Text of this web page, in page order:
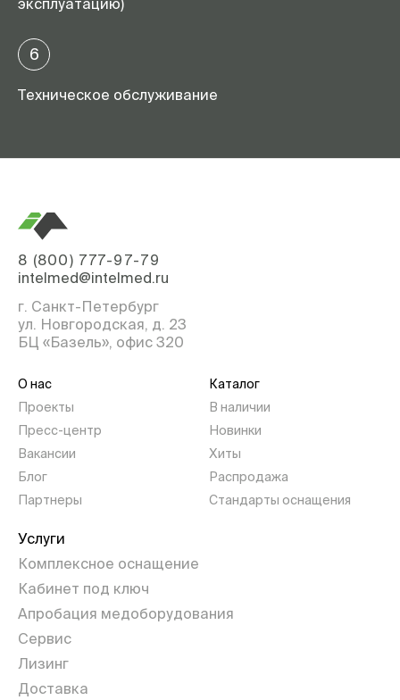
6
Техническое обслуживание
8 (800) 777-97-79
intelmed@intelmed.ru
г. Санкт-Петербург
ул. Новгородская, д. 23
БЦ «Базель», офис 320
О нас
Проекты
Пресс-центр
Вакансии
Блог
Партнеры
Каталог
В наличии
Новинки
Хиты
Распродажа
Стандарты оснащения
Услуги
Комплексное оснащение
Кабинет под ключ
Апробация медоборудования
Сервис
Лизинг
Доставка